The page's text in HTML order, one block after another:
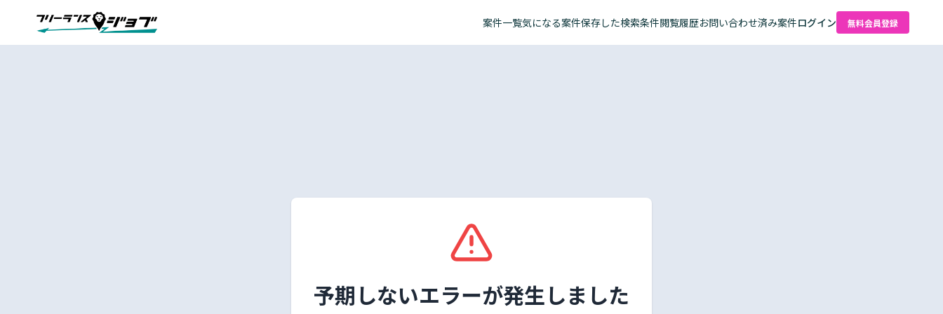
案件一覧気になる案件保存した検索条件閲覧履歴お問い合わせ済み案件ログイン 無料会員登録
予期しないエラーが発生しました